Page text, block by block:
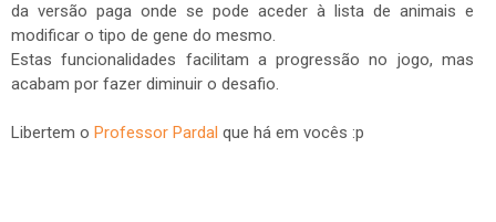
da versão paga onde se pode aceder à lista de animais e
modificar o tipo de gene do mesmo.
Estas funcionalidades facilitam a progressão no jogo, mas
acabam por fazer diminuir o desafio.
Libertem o Professor Pardal que há em vocês :p